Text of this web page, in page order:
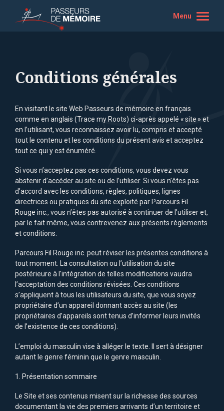
Menu
Conditions générales
En visitant le site Web Passeurs de mémoire en français
comme en anglais (Trace my Roots) ci-après appelé « site » et
en l’utilisant, vous reconnaissez avoir lu, compris et accepté
tout le contenu et les conditions du présent avis et acceptez
tout ce qui y est énuméré.
Si vous n’acceptez pas ces conditions, vous devez vous
abstenir d’accéder au site ou de l’utiliser. Si vous n’êtes pas
d’accord avec les conditions, règles, politiques, lignes
directrices ou pratiques du site exploité par Parcours Fil
Rouge inc., vous n’êtes pas autorisé à continuer de l’utiliser et,
par le fait même, vous contrevenez aux présents règlements
et conditions.
Parcours Fil Rouge inc. peut réviser les présentes conditions à
tout moment. La consultation ou l’utilisation du site
postérieure à l'intégration de telles modifications vaudra
l’acceptation des conditions révisées. Ces conditions
s’appliquent à tous les utilisateurs du site, que vous soyez
propriétaire d’un appareil donnant accès au site (les
propriétaires d’appareils sont tenus d’informer leurs invités
de l’existence de ces conditions).
L’emploi du masculin vise à alléger le texte. Il sert à désigner
autant le genre féminin que le genre masculin.
1. Présentation sommaire
Le Site et ses contenus misent sur la richesse des sources
documentant la vie des premiers arrivants d’un territoire et